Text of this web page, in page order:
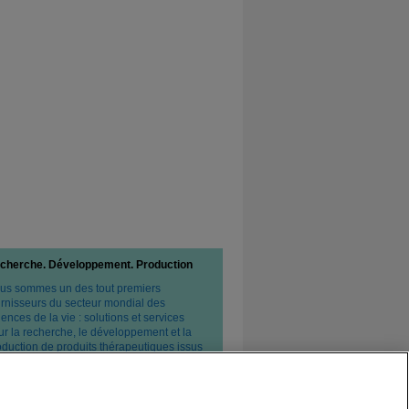
Développement. Production
sommes un des tout premiers
du secteur mondial des
de la vie : solutions et services
la recherche, le développement et la
de produits thérapeutiques issus